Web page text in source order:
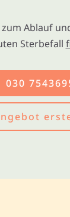
Ablauf
Sterbefall
030